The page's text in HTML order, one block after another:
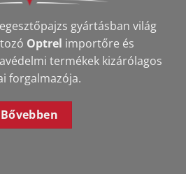
gyártásban világ
Optrel importőre és
termékek kizárólagos
forgalmazója.
Bővebben